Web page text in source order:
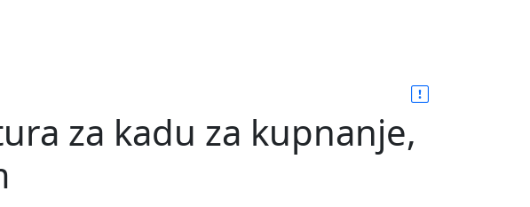
za kadu za kupnanje,